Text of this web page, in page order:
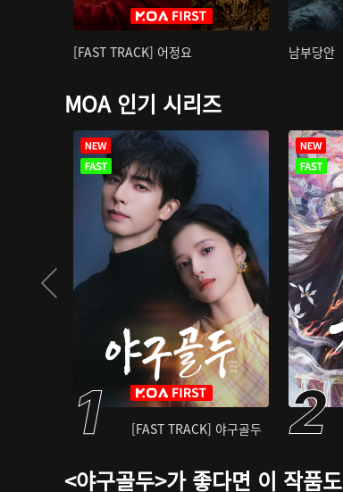
[FAST TRACK] 어정요 남부당안
MOA 인기 시리즈
[FAST TRACK] 야구골두
<야구골두>가 좋다면 이 작품도